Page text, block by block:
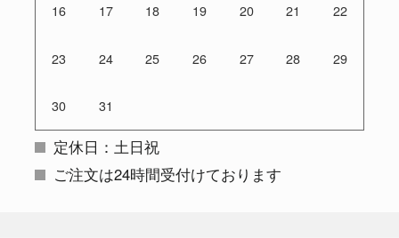
16 17 18 19 20 21 22
23 24 25 26 27 28 29
30 31
定休日：土日祝
ご注文は24時間受付けております